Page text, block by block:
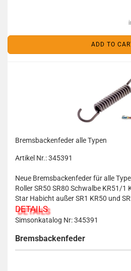
ADD TO
Bremsbackenfeder alle Typen
Artikel Nr.: 345391
Neue Bremsbackenfeder für alle
Roller SR50 SR80 Schwalbe KR51/
Star Habicht außer SR1 KR50 und
DETAILS
Simsonkatalog Nr: 345391
Bremsbackenfeder